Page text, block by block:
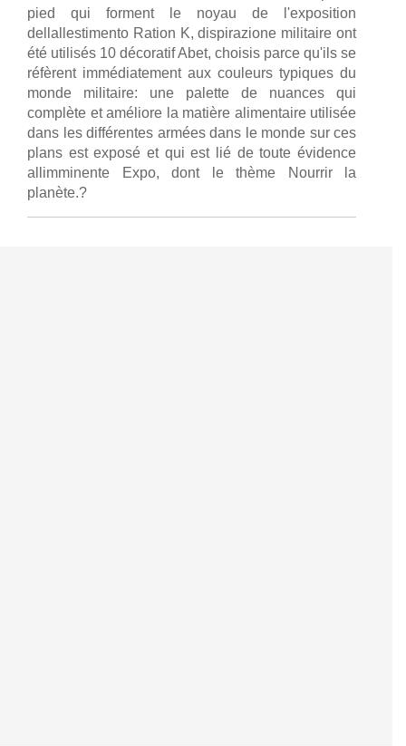
pied qui forment le noyau de l'exposition
dellallestimento Ration K, dispirazione militaire ont
été utilisés 10 décoratif Abet, choisis parce qu'ils se
réfèrent immédiatement aux couleurs typiques du
monde militaire: une palette de nuances qui
complète et améliore la matière alimentaire utilisée
dans les différentes armées dans le monde sur ces
plans est exposé et qui est lié de toute évidence
allimminente Expo, dont le thème Nourrir la
planète.?